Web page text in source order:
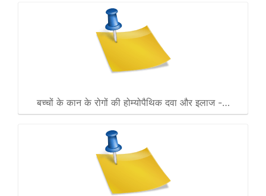
बच्चों के कान के रोगों की होम्योपैथिक दवा और इलाज -…